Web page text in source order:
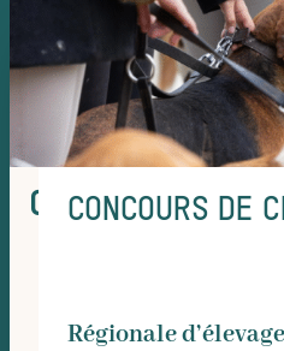
CONCOURS DE
ACTUALITÉS ET
CONCOURS
CONCOURS DE
Régionale d’élevage